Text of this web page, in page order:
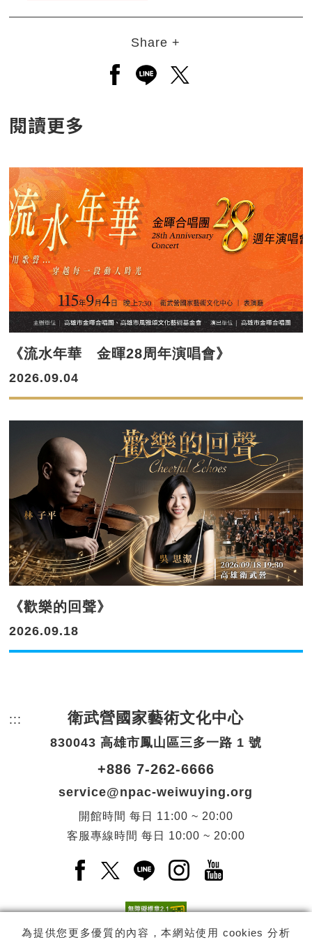
Share +
另開新視窗分享至facebook
另開新視窗分享至line
另開新視窗分享至
閱讀更多
《流水年華 金暉28周年演唱會》
2026.09.04
《歡樂的回聲》
2026.09.18
為提供您更多優質的內容，本網站使用 cookies 分析
::: 頁尾網站資訊。
衛武營國家藝術文化中心
830043 高雄市鳳山區三多一路 1 號
+886 7-262-6666
service@npac-weiwuying.org
開館時間 每日
11:00 ~ 20:00
客服專線時間 每日 10:00 ~ 20:00
Facebook(另開新視窗)
X(另開新視窗)
LINE(另開新視窗)
Instagram(另開新視
YouTube(另開